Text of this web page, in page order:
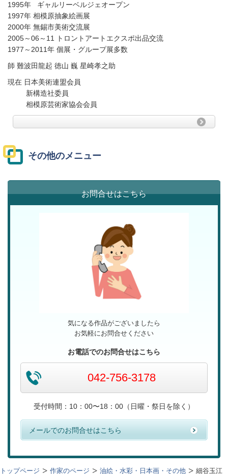
1995年 ギャルリーベルジェオープン
1997年 相模原抽象絵画展
2000年 無錫市美術交流展
2005～06～11 トロントアートエクスポ出品交流
1977～2011年 個展・グループ展多数
師 難波田龍起 徳山 巍 星崎孝之助
現在 日本美術連盟会員
新構造社委員
相模原芸術家協会会員
その他のメニュー
お問合せはこちら
気になる作品がございましたら
お気軽にお問合せください
お電話でのお問合せはこちら
042-756-3178
受付時間：10：00〜18：00（日曜・祭日を除く）
メールでのお問合せはこちら
トップページ 作家のページ 油絵・水彩・日本画・その他 細谷玉江